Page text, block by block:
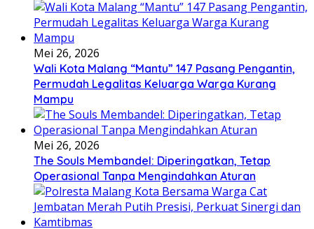
Mei 26, 2026
Wali Kota Malang “Mantu” 147 Pasang Pengantin,
Permudah Legalitas Keluarga Warga Kurang
Mampu
Mei 26, 2026
The Souls Membandel: Diperingatkan, Tetap
Operasional Tanpa Mengindahkan Aturan